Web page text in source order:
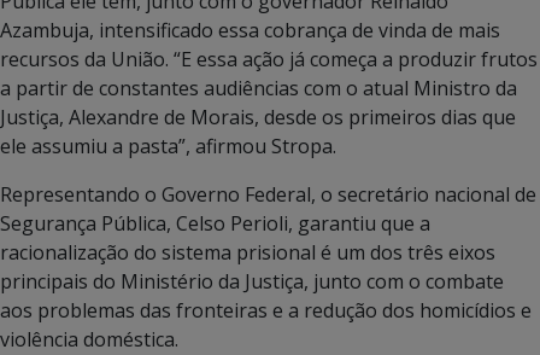
Azambuja, intensificado essa cobrança de vinda de mais
recursos da União. “E essa ação já começa a produzir frutos
a partir de constantes audiências com o atual Ministro da
Justiça, Alexandre de Morais, desde os primeiros dias que
ele assumiu a pasta”, afirmou Stropa.
Representando o Governo Federal, o secretário nacional de
Segurança Pública, Celso Perioli, garantiu que a
racionalização do sistema prisional é um dos três eixos
principais do Ministério da Justiça, junto com o combate
aos problemas das fronteiras e a redução dos homicídios e
violência doméstica.